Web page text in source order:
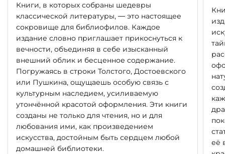
Книги, в которых собраны шедевры
классической литературы, — это настоящее
сокровище для библиофилов. Каждое
издание словно приглашает прикоснуться к
вечности, объединяя в себе изысканный
внешний облик и бесценное содержание.
Погружаясь в строки Толстого, Достоевского
или Пушкина, ощущаешь особую связь с
культурным наследием, усиливаемую
утончённой красотой оформления. Эти книги
созданы не только для чтения, но и для
любования ими, как произведением
искусства, достойным быть сердцем любой
домашней библиотеки.
её